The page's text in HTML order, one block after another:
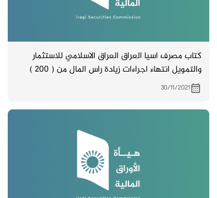
كتاب مصرف اسيا العراق العراق الاسلامي للاستثمار
والتمويل انتهاء اجراءات زيادة راس المال من ( 200 )
مليار دينار الى ( 250 ) مليار دينار
30/11/2021